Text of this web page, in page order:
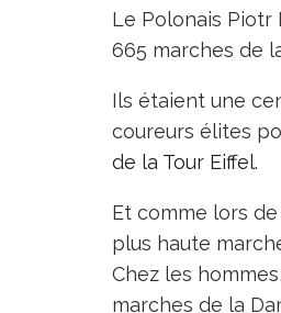
Le Polonais Piotr
665 marches de
Ils étaient une
coureurs élites
de la Tour Eiffel.
Et comme lors de
plus haute
Chez les
marches de la